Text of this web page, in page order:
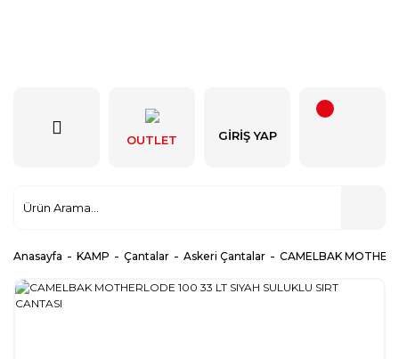
OUTLET GIRIŞ YAP
Anasayfa KAMP Çantalar Askeri Çantalar CAMELBAK